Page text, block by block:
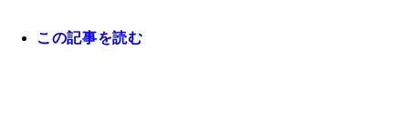
この記事を読む